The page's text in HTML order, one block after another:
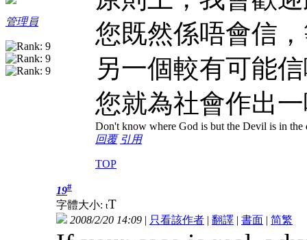
管理員
您既然係唔會信
另一個較有可能
您就為社會作出
Don't know where God is but the Devil is in the
回覆 引用
TOP
19#
字體大小: tT
2008/2/20 14:09 | 只看該作者 | 翻譯 | 書面 | 简繁